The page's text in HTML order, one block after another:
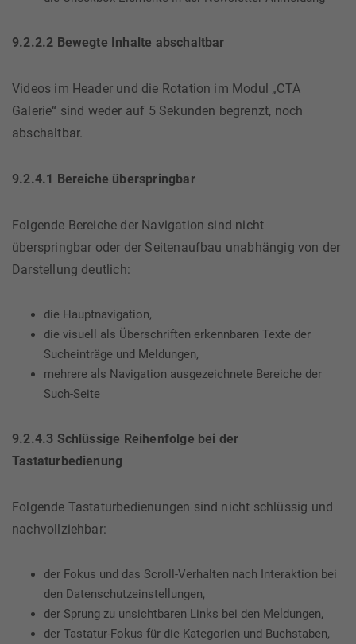
9.2.2.2 Bewegte Inhalte abschaltbar
Videos im Header und die Rotation im Modul „CTA
Galerie“ sind weder auf 5 Sekunden begrenzt, noch
abschaltbar.
9.2.4.1 Bereiche überspringbar
Folgende Bereiche der Navigation sind nicht
überspringbar oder der Seitenaufbau unabhängig von der
Darstellung deutlich:
die Hauptnavigation,
die visuell als Überschriften erkennbaren Texte der
Sucheinträge und Meldungen,
mehrere als Navigation ausgezeichnete Bereiche der
Such-Seite
9.2.4.3 Schlüssige Reihenfolge bei der
Tastaturbedienung
Folgende Tastaturbedienungen sind nicht schlüssig und
nachvollziehbar:
der Fokus und das Scroll-Verhalten nach Interaktion bei
den Datenschutzeinstellungen,
der Sprung zu unsichtbaren Links bei den Meldungen,
der Tastatur-Fokus für die Kategorien und Buchstaben,